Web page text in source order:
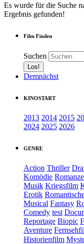
Es wurde für die Suche
Ergebnis gefunden!
Film Finden
Suchen
Demnächst
KINOSTART
2013 2014 2015
2024 2025 2026
GENRE
Action Thriller
Komödie Romanze
Musik Kriegsfilm
Erotik
Musical Fantasy
Comedy test
Reportage Biopic
Aventure
Historienfilm